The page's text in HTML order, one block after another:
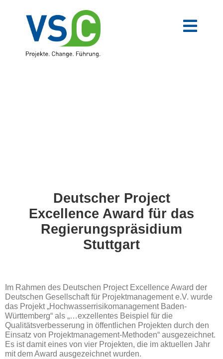
springen
VSC-Team
Deutscher Project
Excellence Award für das
Regierungspräsidium
Stuttgart
Im Rahmen des Deutschen Project Excellence Award der
Deutschen Gesellschaft für Projektmanagement e.V. wurde
das Projekt „Hochwasserrisikomanagement Baden-
Württemberg“ als „…exzellentes Beispiel für die
Qualitätsverbesserung in öffentlichen Projekten durch den
Einsatz von Projektmanagement-Methoden“ ausgezeichnet.
Es ist damit eines von vier Projekten, die im aktuellen Jahr
mit dem Award ausgezeichnet wurden.